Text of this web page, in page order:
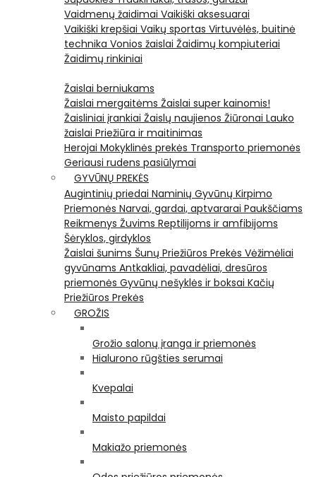
Vaidmenų žaidimai Vaikiški aksesuarai
Vaikiški krepšiai Vaikų sportas Virtuvėlės, buitinė
technika Vonios žaislai Žaidimų kompiuteriai
Žaidimų rinkiniai
Žaislai berniukams
Žaislai mergaitėms Žaislai super kainomis!
Žaisliniai įrankiai Žaislų naujienos Žiūronai Lauko
žaislai Priežiūra ir maitinimas
Herojai Mokyklinės prekės Transporto priemonės
Geriausi rudens pasiūlymai
GYVŪNŲ PREKĖS
Augintinių priedai Naminių Gyvūnų Kirpimo
Priemonės Narvai, gardai, aptvararai Paukščiams
Reikmenys Žuvims Reptilijoms ir amfibijoms
Šėryklos, girdyklos
Žaislai šunims Šunų Priežiūros Prekės Vėžimėliai
gyvūnams Antkakliai, pavadėliai, dresūros
priemonės Gyvūnų nešyklės ir boksai Kačių
Priežiūros Prekės
GROŽIS
Grožio salonų įranga ir priemonės
Hialurono rūgšties serumai
Kvepalai
Maisto papildai
Makiažo priemonės